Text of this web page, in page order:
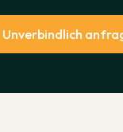
Unverbindlich